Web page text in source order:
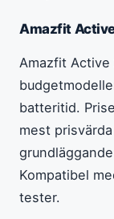
Amazfit
Amazfit Active
batteritid.
mest
Kompatibel
tester.